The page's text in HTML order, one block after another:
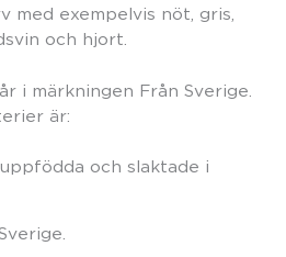
med exempelvis nöt, gris,
och hjort.
i märkningen Från Sverige.
är:
och slaktade i